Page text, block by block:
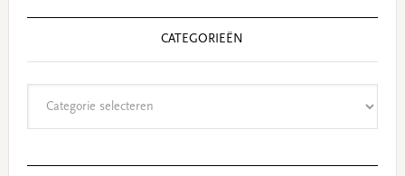
CATEGORIEËN